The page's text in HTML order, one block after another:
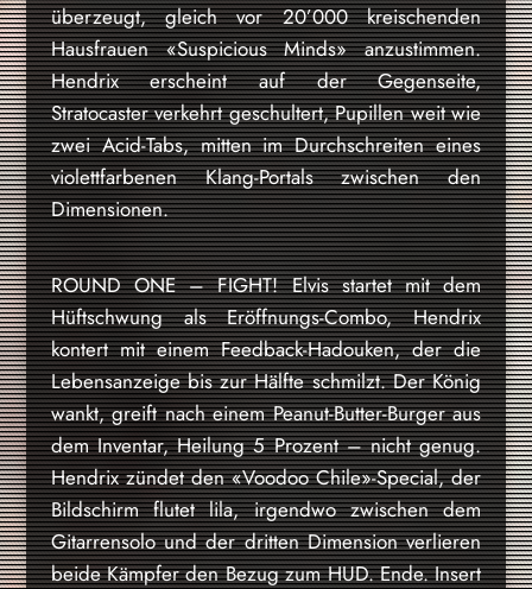
überzeugt, gleich vor 20’000 kreischenden
Hausfrauen «Suspicious Minds» anzustimmen.
Hendrix erscheint auf der Gegenseite,
Stratocaster verkehrt geschultert, Pupillen weit wie
zwei Acid-Tabs, mitten im Durchschreiten eines
violettfarbenen Klang-Portals zwischen den
Dimensionen.
ROUND ONE – FIGHT! Elvis startet mit dem
Hüftschwung als Eröffnungs-Combo, Hendrix
kontert mit einem Feedback-Hadouken, der die
Lebensanzeige bis zur Hälfte schmilzt. Der König
wankt, greift nach einem Peanut-Butter-Burger aus
dem Inventar, Heilung 5 Prozent – nicht genug.
Hendrix zündet den «Voodoo Chile»-Special, der
Bildschirm flutet lila, irgendwo zwischen dem
Gitarrensolo und der dritten Dimension verlieren
beide Kämpfer den Bezug zum HUD. Ende. Insert